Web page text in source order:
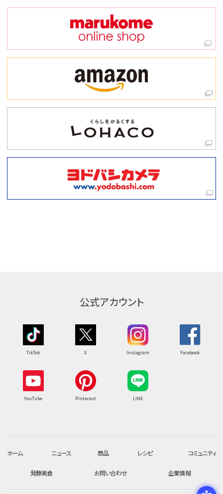
公式アカウント
TikTok X Instagram Facebook
YouTube Pinterest LINE
ホーム ニュース 商品 レシピ コミュニティ
発酵美食 お問い合わせ 企業情報